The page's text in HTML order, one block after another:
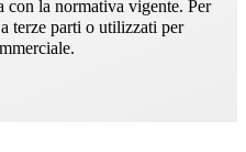
con la normativa vigente. Per
terze parti o utilizzati per